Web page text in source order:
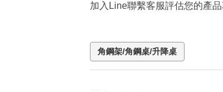
加入Line聯繫客服評估您的產
角鋼架/角鋼桌/升降桌